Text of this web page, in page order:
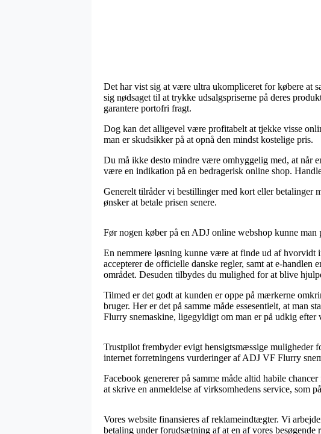
Det har vist sig at være ultra ukompliceret for købere at
sig nødsaget til at trykke udsalgspriserne på deres
garantere portofri fragt.
Dog kan det alligevel være profitabelt at tjekke visse
man er skudsikker på at opnå den mindst kostelige pris.
Du må ikke desto mindre være omhyggelig med, at når
være en indikation på en bedragerisk online shop.
Generelt tilråder vi bestillinger med kort eller betalinger
ønsker at betale prisen senere.
Før nogen køber på en ADJ online webshop kunne
En nemmere løsning kunne være at finde ud af hvorvidt
accepterer de officielle danske regler, samt at e-
området. Desuden tilbydes du mulighed for at blive
Tilmed er det godt at kunden er oppe på mærkerne
bruger. Her er det på samme måde essesentielt, at man
Flurry snemaskine, ligegyldigt om man er på udkig efter
Trustpilot frembyder evigt hensigtsmæssige muligheder
internet forretningens vurderinger af ADJ VF Flurry
Facebook genererer på samme måde altid habile
at skrive en anmeldelse af virksomhedens service, som
Vores website finansieres af reklameindtægter. Vi
betaling under forudsætning af at en af vores besøgende